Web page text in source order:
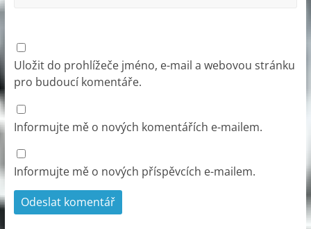
Uložit do prohlížeče jméno, e-mail a webovou stránku
pro budoucí komentáře.
Informujte mě o nových komentářích e-mailem.
Informujte mě o nových příspěvcích e-mailem.